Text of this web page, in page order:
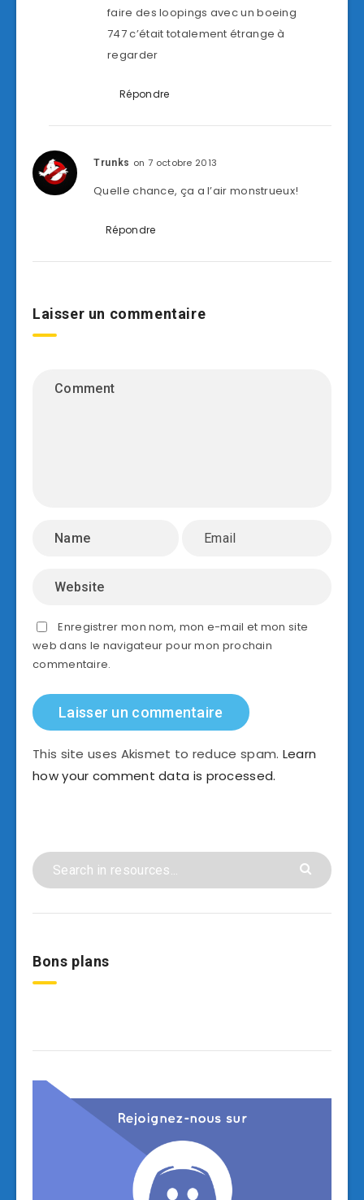
faire des loopings avec un boeing
747 c’était totalement étrange à
regarder
Répondre
Trunks on 7 octobre 2013
Quelle chance, ça a l’air monstrueux!
Répondre
Laisser un commentaire
Enregistrer mon nom, mon e-mail et mon site
web dans le navigateur pour mon prochain
commentaire.
This site uses Akismet to reduce spam. Learn
how your comment data is processed.
Bons plans